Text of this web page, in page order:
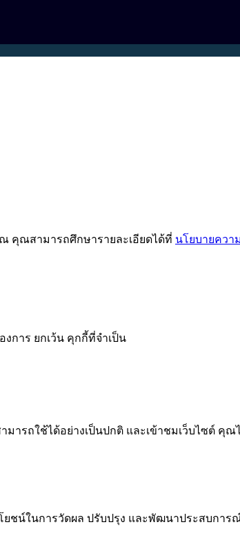
คุณสามารถศึกษารายละเอียดได้ที่ นโยบายควา
การ ยกเว้น คุกกี้ที่จำเป็น
ารถใช้ได้อย่างเป็นปกติ และเข้าชมเว็บไซต์ คุ
ชน์ในการวัดผล ปรับปรุง และพัฒนาประสบกา